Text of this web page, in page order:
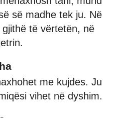
së madhe tek ju. Në
të vërtetën, në
me kujdes. Ju
vihet në dyshim.